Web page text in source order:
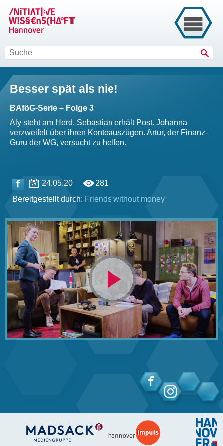
Besser spät als nie!
BAföG-Serie – Folge 3
Aly steht am Herd. Sebastian erhält Post. Johanna
verzweifelt über ihren Kontoauszügen. Artur, der Finanz-
Guru der WG, versucht zu helfen.
24.05.20
281
Bereitgestellt durch: Friends without money
Video
abspielen